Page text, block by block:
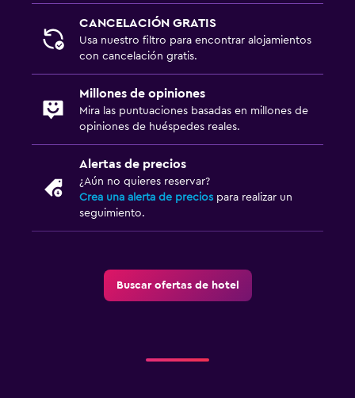
CANCELACIÓN GRATIS
Usa nuestro filtro para encontrar alojamientos
con cancelación gratis.
Millones de opiniones
Mira las puntuaciones basadas en millones de
opiniones de huéspedes reales.
Alertas de precios
¿Aún no quieres reservar?
Crea una alerta de precios para realizar un
seguimiento.
Buscar ofertas de hotel